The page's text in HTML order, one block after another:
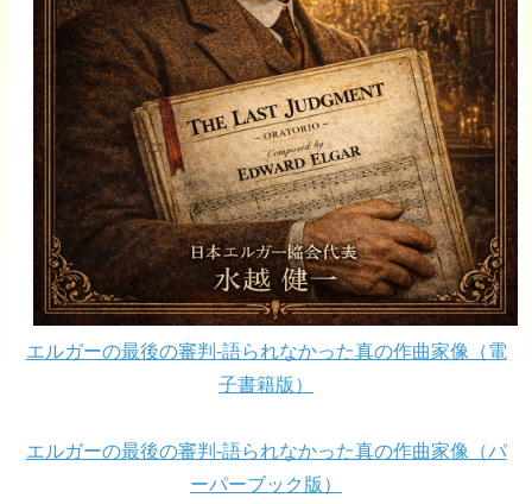
エルガーの最後の審判-語られなかった真の作曲家像（電
子書籍版）
エルガーの最後の審判-語られなかった真の作曲家像（パ
ーパーブック版）